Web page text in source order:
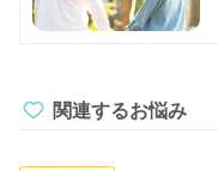
関連するお悩み